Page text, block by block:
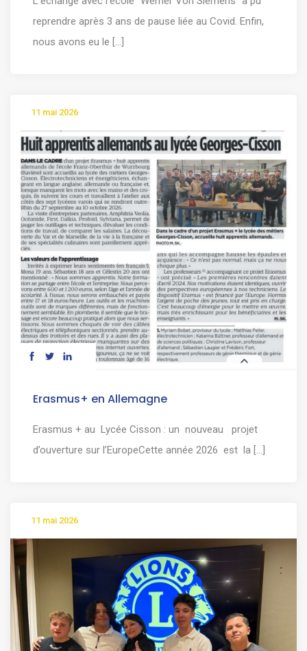
reprendre après 3 ans de pause liée au Covid. Enfin,
nous avons eu le [...]
11 mai 2026
Erasmus+ en Allemagne
Erasmus + au Lycée Cisson : un nouveau projet
d’ouverture sur l’EuropeCette année 2026 est la [...]
11 mai 2026